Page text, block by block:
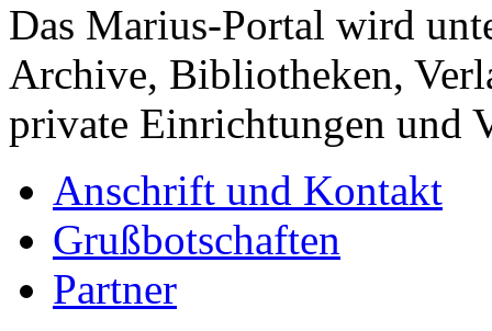
Das Marius-Portal wird
Archive, Bibliotheken,
private Einrichtungen und
Anschrift und Kontakt
Grußbotschaften
Partner